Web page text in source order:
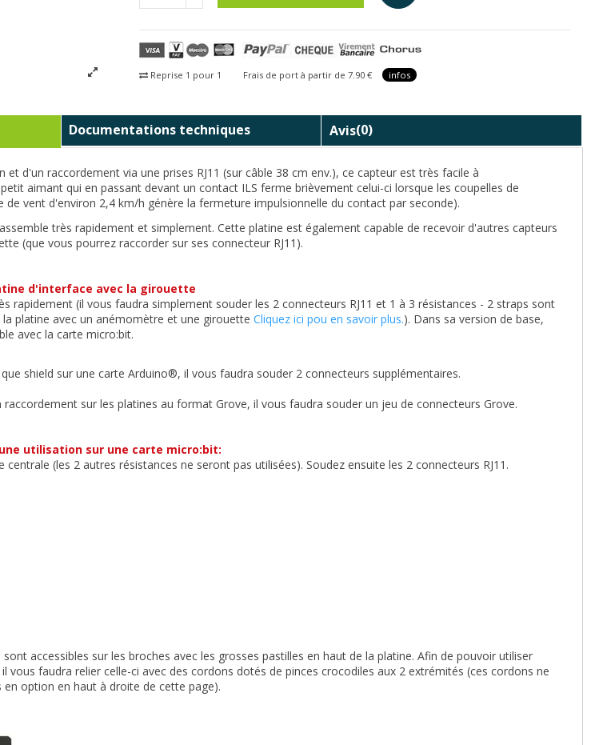
Reprise 1 pour 1 Frais de port à partir de 7.90 € infos
Documentations techniques Avis(0)
d'un raccordement via une prises RJ11 (sur câble 38 cm env.), ce capteur est très facile à
aimant qui en passant devant un contact ILS ferme brièvement celui-ci lorsque les coupelles de
vent d'environ 2,4 km/h génère la fermeture impulsionnelle du contact par seconde).
très rapidement et simplement. Cette platine est également capable de recevoir d'autres capteurs
(que vous pourrez raccorder sur ses connecteur RJ11).
d'interface avec la girouette
rapidement (il vous faudra simplement souder les 2 connecteurs RJ11 et 1 à 3 résistances - 2 straps sont
platine avec un anémomètre et une girouette Cliquez ici pou en savoir plus.). Dans sa version de base,
avec la carte micro:bit.
shield sur une carte Arduino®, il vous faudra souder 2 connecteurs supplémentaires.
sur les platines au format Grove, il vous faudra souder un jeu de connecteurs Grove.
utilisation sur une carte micro:bit:
centrale (les 2 autres résistances ne seront pas utilisées). Soudez ensuite les 2 connecteurs RJ11.
accessibles sur les broches avec les grosses pastilles en haut de la platine. Afin de pouvoir utiliser
vous faudra relier celle-ci avec des cordons dotés de pinces crocodiles aux 2 extrémités (ces cordons ne
option en haut à droite de cette page).